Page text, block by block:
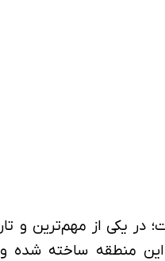
در یکی از مهم‌ترین و
منطقه ساخته شده و